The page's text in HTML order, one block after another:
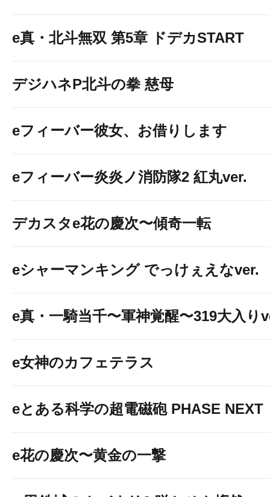
e真・北斗無双 第5章 ドデカSTART
デジハネP北斗の拳 慈母
eフィーバー彼女、お借りします
eフィーバー炎炎ノ消防隊2 紅丸ver.
デカスタe花の慶次〜傾奇一転
eシャーマンキング でっけぇえなver.
e真・一騎当千〜軍神覚醒〜319大入り
e女神のカフェテラス
eとある科学の超電磁砲 PHASE NEXT
e花の慶次〜黄金の一撃